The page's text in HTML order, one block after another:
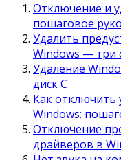
Отключение и
пошаговое
Удалить
Windows — три
Удаление
диск C
Как отключить
Windows:
Отключение
драйверов в